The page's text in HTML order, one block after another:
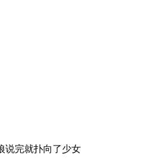
说完就扑向了少女